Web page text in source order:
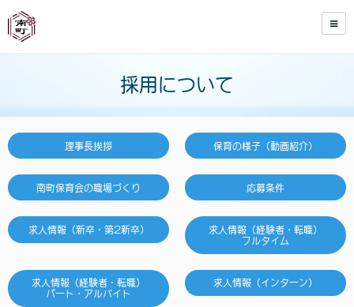
採用について
理事長挨拶 保育の様子（動画紹介）
南町保育会の職場づくり 応募条件
求人情報（新卒・第2新卒）
求人情報（経験者・転職）
フルタイム
求人情報（経験者・転職）
パート・アルバイト
求人情報（インターン）